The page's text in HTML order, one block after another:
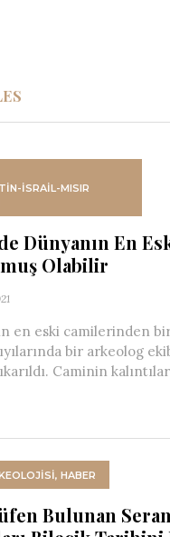
İSRAIL-MISIR
Dünyanın En
Olabilir
en eski camilerinden
bir arkeolog
Caminin
, HABER
Bulunan